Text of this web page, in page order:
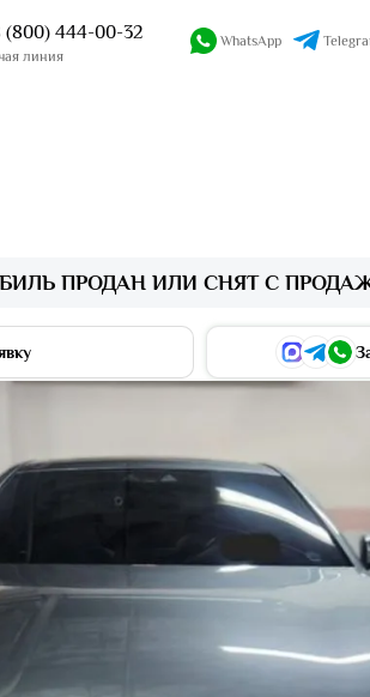
(800) 444-00-32
линия
WhatsApp
ПРОДАН ИЛИ СНЯТ С